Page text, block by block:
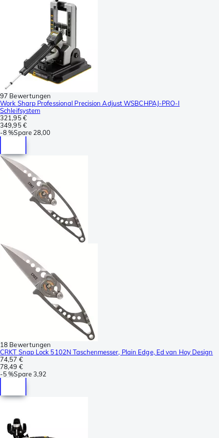
97 Bewertungen
Work Sharp Professional Precision Adjust WSBCHPAJ-PRO-I
Schleifsystem
321,95 €
349,95 €
-8 %Spare 28,00
18 Bewertungen
CRKT Snap Lock 5102N Taschenmesser, Plain Edge, Ed van Hoy Design
74,57 €
78,49 €
-5 %Spare3,92